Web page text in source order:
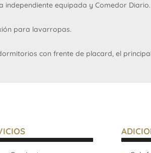
independiente equipada y Comedor Diario.
para lavarropas.
con frente de placard, el
por piso radiante con caldera dual
de aluminio anodizado con doble